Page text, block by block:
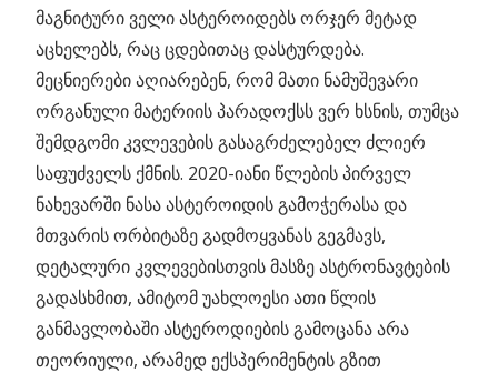
მაგნიტური ველი ასტეროიდებს ორჯერ მეტად
აცხელებს, რაც ცდებითაც დასტურდება.
მეცნიერები აღიარებენ, რომ მათი ნამუშევარი
ორგანული მატერიის პარადოქსს ვერ ხსნის, თუმცა
შემდგომი კვლევების გასაგრძელებელ ძლიერ
საფუძველს ქმნის. 2020-იანი წლების პირველ
ნახევარში ნასა ასტეროიდის გამოჭერასა და
მთვარის ორბიტაზე გადმოყვანას გეგმავს,
დეტალური კვლევებისთვის მასზე ასტრონავტების
გადასხმით, ამიტომ უახლოესი ათი წლის
განმავლობაში ასტეროდიების გამოცანა არა
თეორიული, არამედ ექსპერიმენტის გზით